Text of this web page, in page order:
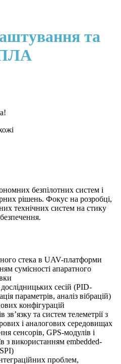
та
безпілотних систем і
рішень. Фокус на розробці,
технічних систем на стику
стека в UAV-платформи
сумісності апаратного
сесій (PID-
параметрів, аналіз вібрацій)
конфігурацій
зв’язку та систем телеметрії з
і аналогових середовищах
сенсорів, GPS-модулів і
з використанням embedded-
проблем,